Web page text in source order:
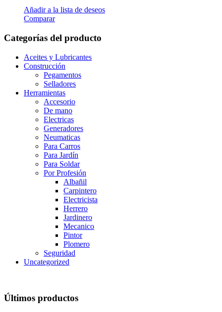
Añadir a la lista de deseos
Comparar
Categorías del producto
Aceites y Lubricantes
Construcción
Pegamentos
Selladores
Herramientas
Accesorio
De mano
Electricas
Generadores
Neumaticas
Para Carros
Para Jardín
Para Soldar
Por Profesión
Albañil
Carpintero
Electricista
Herrero
Jardinero
Mecanico
Pintor
Plomero
Seguridad
Uncategorized
Últimos productos